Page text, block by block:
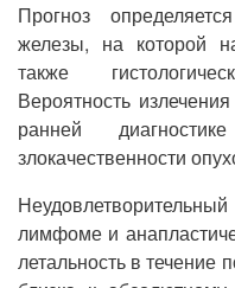
Прогноз
железы, на которой
также
Вероятность
ранней
злокачественности
лимфоме и
летальность в течение